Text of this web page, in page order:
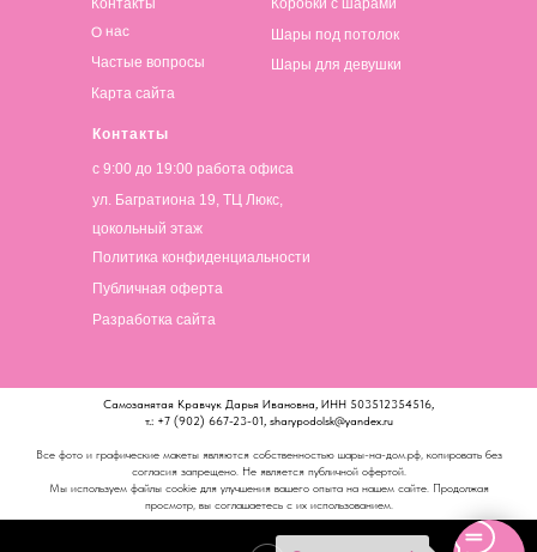
Контакты
Контакты
О нас
Частые вопросы
Карта сайта
Коробки с шарами
Шары под потолок
Шары для девушки
с 9:00 до 19:00 работа офиса
ул. Багратиона 19, ТЦ Люкс,
цокольный этаж
Политика конфиденциальности
Публичная оферта
Разработка сайта
Самозанятая Кравчук Дарья Ивановна, ИНН 503512354516,
т.: +7 (902) 667-23-01, sharypodolsk@yandex.ru
Все фото и графические макеты являются собственностью шары-на-дом.рф, копировать без
согласия запрещено. Не является публичной офертой.
Мы используем файлы cookie для улучшения вашего опыта на нашем сайте. Продолжая
просмотр, вы соглашаетесь с их использованием.